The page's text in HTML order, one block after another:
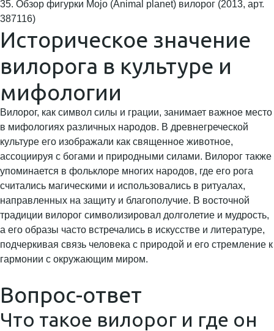
35. Обзор фигурки Mojo (Animal planet) вилорог (2013, арт.
387116)
Историческое значение
вилорога в культуре и
мифологии
Вилорог, как символ силы и грации, занимает важное место
в мифологиях различных народов. В древнегреческой
культуре его изображали как священное животное,
ассоциируя с богами и природными силами. Вилорог также
упоминается в фольклоре многих народов, где его рога
считались магическими и использовались в ритуалах,
направленных на защиту и благополучие. В восточной
традиции вилорог символизировал долголетие и мудрость,
а его образы часто встречались в искусстве и литературе,
подчеркивая связь человека с природой и его стремление к
гармонии с окружающим миром.
Вопрос-ответ
Что такое вилорог и где он